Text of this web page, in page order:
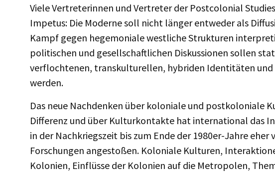
Viele Vertreterinnen und Vertreter der Postcolonial
Impetus: Die Moderne soll nicht länger entweder als
Kampf gegen hegemoniale westliche Strukturen
politischen und gesellschaftlichen Diskussionen sollen
verflochtenen, transkulturellen, hybriden Identitäten
werden.
Das neue Nachdenken über koloniale und postkoloniale
Differenz und über Kulturkontakte hat international das
in der Nachkriegszeit bis zum Ende der 1980er-Jahre
Forschungen angestoßen. Koloniale Kulturen,
Kolonien, Einflüsse der Kolonien auf die Metropolen,